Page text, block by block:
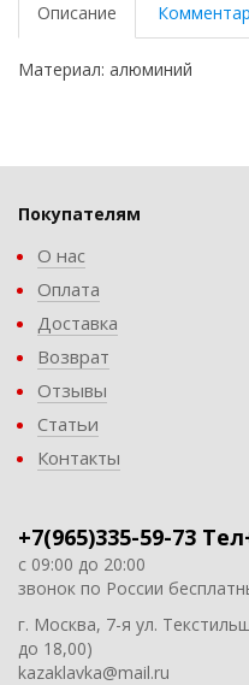
Описание
Материал: алюминий
Покупателям
О нас
Оплата
Доставка
Возврат
Отзывы
Статьи
Контакты
+7(965)335-59-73
с 09:00 до 20:00
звонок по России
г. Москва, 7-я ул.
до 18,00)
kazaklavka@mail.ru